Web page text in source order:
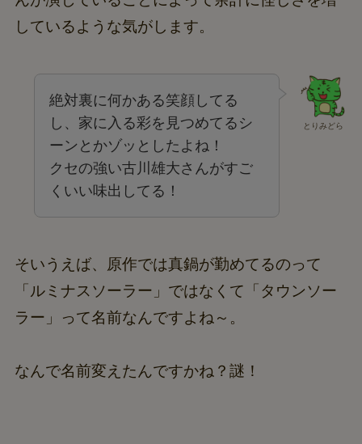
しているような気がします。
とりみどら
絶対裏に何かある笑顔してる
し、家に入る彩を見つめてるシ
ーンとかゾッとしたよね！
クセの強い古川雄大さんがすご
くいい味出してる！
そいうえば、原作では真鍋が勤めてるのって
「ルミナスソーラー」ではなくて「タウンソー
ラー」って名前なんですよね～。
なんで名前変えたんですかね？謎！